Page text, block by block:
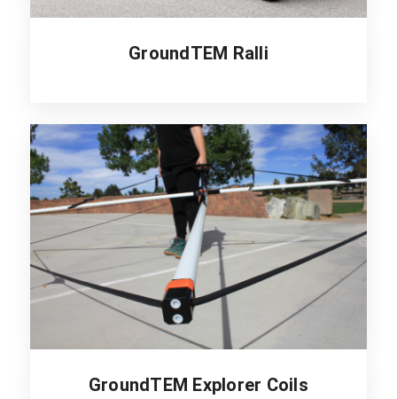
GroundTEM Ralli
GroundTEM Explorer Coils